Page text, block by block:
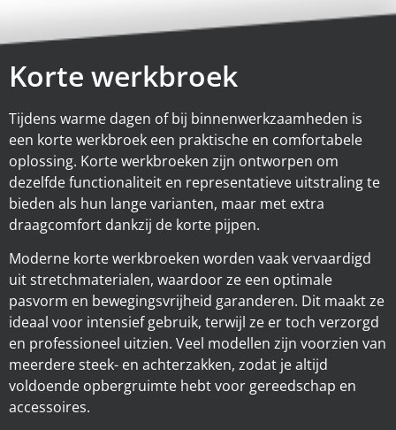
Korte werkbroek
Tijdens warme dagen of bij binnenwerkzaamheden is
een korte werkbroek een praktische en comfortabele
oplossing. Korte werkbroeken zijn ontworpen om
dezelfde functionaliteit en representatieve uitstraling te
bieden als hun lange varianten, maar met extra
draagcomfort dankzij de korte pijpen.
Moderne korte werkbroeken worden vaak vervaardigd
uit stretchmaterialen, waardoor ze een optimale
pasvorm en bewegingsvrijheid garanderen. Dit maakt ze
ideaal voor intensief gebruik, terwijl ze er toch verzorgd
en professioneel uitzien. Veel modellen zijn voorzien van
meerdere steek- en achterzakken, zodat je altijd
voldoende opbergruimte hebt voor gereedschap en
accessoires.